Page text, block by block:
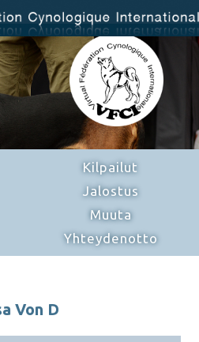
Kilpailut
Jalostus
Muuta
Yhteydenotto
Von D